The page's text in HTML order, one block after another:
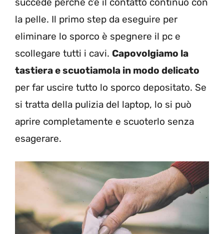
la pelle. Il primo step da eseguire per
eliminare lo sporco è spegnere il pc e
scollegare tutti i cavi. Capovolgiamo la
tastiera e scuotiamola in modo delicato
per far uscire tutto lo sporco depositato. Se
si tratta della pulizia del laptop, lo si può
aprire completamente e scuoterlo senza
esagerare.